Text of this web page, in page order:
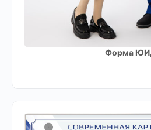
Форма